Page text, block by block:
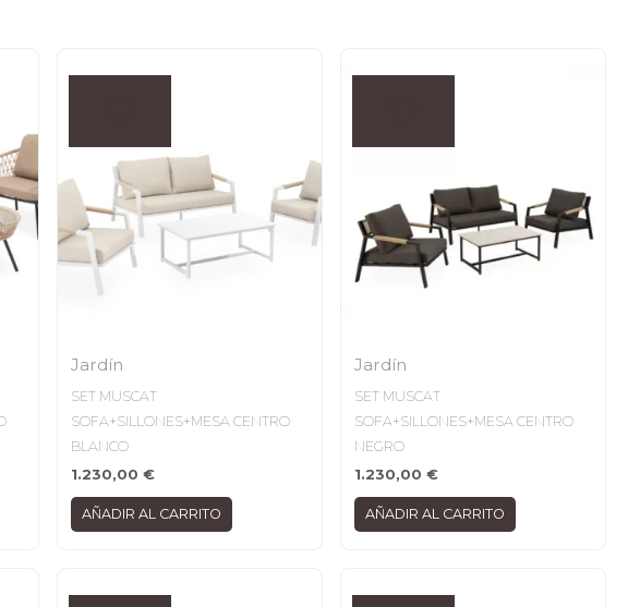
Jardín
SET MUSCAT
SOFA+SILLONES+MESA CENTRO
BLANCO
1.230,00 €
AÑADIR AL CARRITO
Jardín
SET MUSCAT
SOFA+SILLONES+MESA CENTRO
NEGRO
1.230,00 €
AÑADIR AL CARRITO